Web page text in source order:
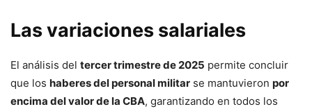
Las variaciones salariales
El análisis del tercer trimestre de 2025 permite concluir
que los haberes del personal militar se mantuvieron por
encima del valor de la CBA, garantizando en todos los